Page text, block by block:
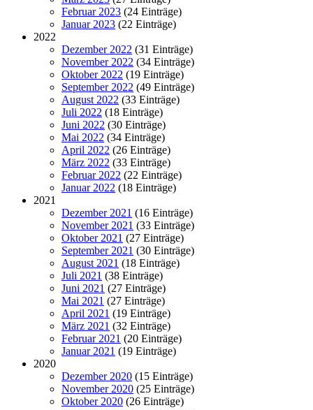
Februar 2023 (24 Einträge)
Januar 2023 (22 Einträge)
2022
Dezember 2022 (31 Einträge)
November 2022 (34 Einträge)
Oktober 2022 (19 Einträge)
September 2022 (49 Einträge)
August 2022 (33 Einträge)
Juli 2022 (18 Einträge)
Juni 2022 (30 Einträge)
Mai 2022 (34 Einträge)
April 2022 (26 Einträge)
März 2022 (33 Einträge)
Februar 2022 (22 Einträge)
Januar 2022 (18 Einträge)
2021
Dezember 2021 (16 Einträge)
November 2021 (33 Einträge)
Oktober 2021 (27 Einträge)
September 2021 (30 Einträge)
August 2021 (18 Einträge)
Juli 2021 (38 Einträge)
Juni 2021 (27 Einträge)
Mai 2021 (27 Einträge)
April 2021 (19 Einträge)
März 2021 (32 Einträge)
Februar 2021 (20 Einträge)
Januar 2021 (19 Einträge)
2020
Dezember 2020 (15 Einträge)
November 2020 (25 Einträge)
Oktober 2020 (26 Einträge)